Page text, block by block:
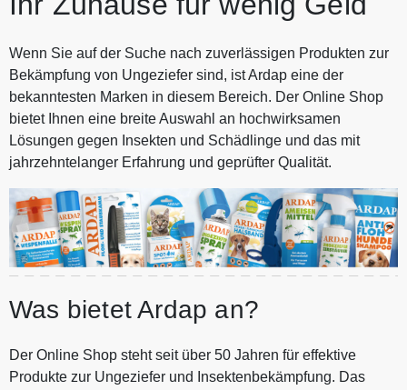
Wenn Sie auf der Suche nach zuverlässigen Produkten zur
Bekämpfung von Ungeziefer sind, ist Ardap eine der
bekanntesten Marken in diesem Bereich. Der Online Shop
bietet Ihnen eine breite Auswahl an hochwirksamen
Lösungen gegen Insekten und Schädlinge und das mit
jahrzehntelanger Erfahrung und geprüfter Qualität.
Was bietet Ardap an?
Der Online Shop steht seit über 50 Jahren für effektive
Produkte zur Ungeziefer und Insektenbekämpfung. Das